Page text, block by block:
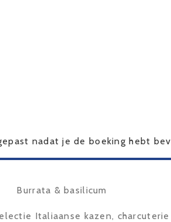
nadat je de boeking hebt
Burrata & basilicum
Italiaanse kazen,